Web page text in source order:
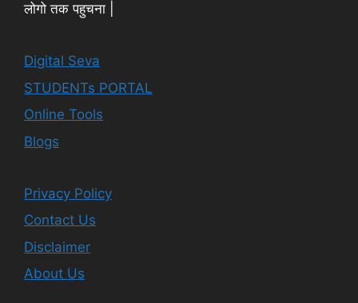
लोगो तक पहुचना |
Digital Seva
STUDENTs PORTAL
Online Tools
Blogs
Privacy Policy
Contact Us
Disclaimer
About Us